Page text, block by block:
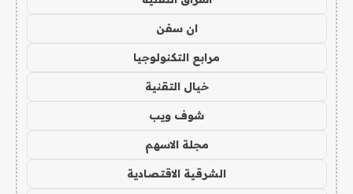
ان سفن
مرابع التكنولوجيا
خيال التقنية
شوف ويب
مجلة الاسهم
الشرقية الاقتصادية